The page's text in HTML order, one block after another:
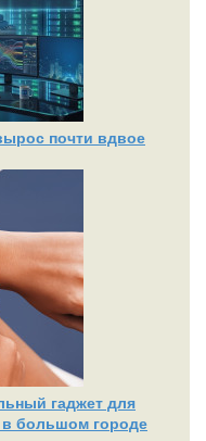
почти вдвое
гаджет для
в большом городе